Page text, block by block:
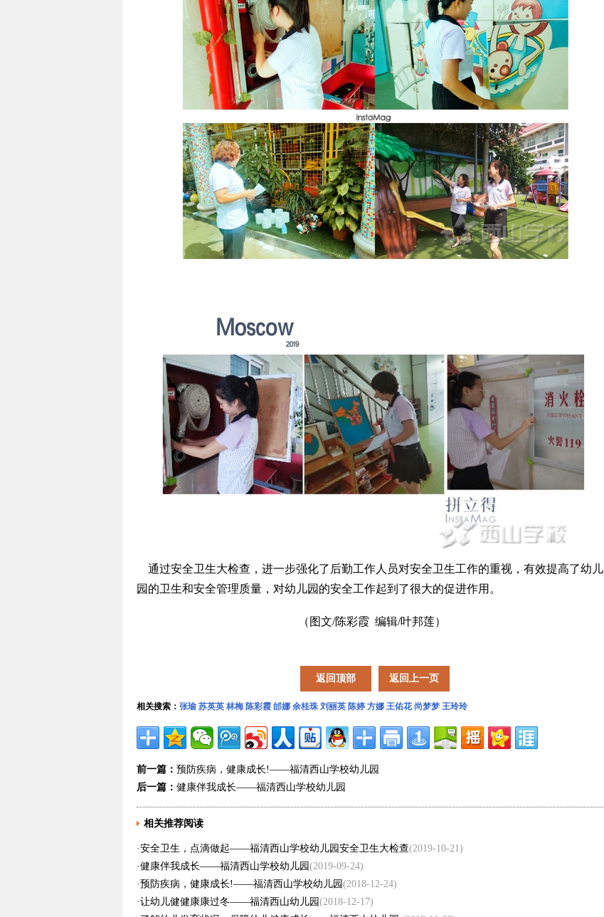
通过安全卫生大检查，进一步强化了后勤工作人员对安全卫生工作的重视，有效提高了幼儿
园的卫生和安全管理质量，对幼儿园的安全工作起到了很大的促进作用。
（图文/陈彩霞 编辑/叶邦莲）
返回顶部 返回上一页
相关搜索： 张瑜 苏英英 林梅 陈彩霞 邰娜 余桂珠 刘丽英 陈婷 方娜 王佑花 尚梦梦 王玲玲
前一篇： 预防疾病，健康成长!——福清西山学校幼儿园
后一篇： 健康伴我成长——福清西山学校幼儿园
相关推荐阅读
·安全卫生，点滴做起——福清西山学校幼儿园安全卫生大检查(2019-10-21)
·健康伴我成长——福清西山学校幼儿园 (2019-09-24)
·预防疾病，健康成长!——福清西山学校幼儿园 (2018-12-24)
·让幼儿健健康康过冬——福清西山幼儿园 (2018-12-17)